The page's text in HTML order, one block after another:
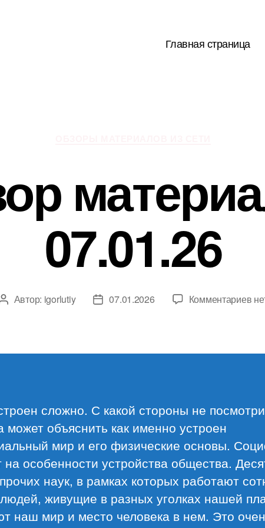
Главная страница
07.01.26
Автор
Автор: igorlutiy
Дата07.01.2026 Комментариевк
сложно. С какой стороны не
может объяснить как именно устроен
мир и его физические основы.
на особенности устройства общества.
наук, в рамках которых работают
живущие в разных уголках нашей
наш мир и место человека в нем. Это